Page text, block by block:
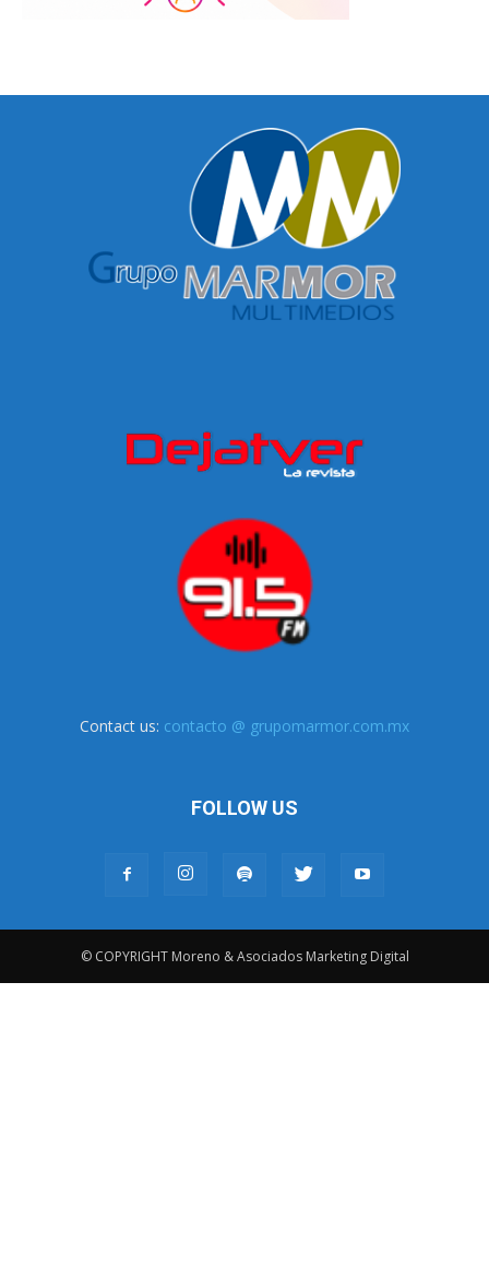
Contact us: contacto @ grupomarmor.com.mx
FOLLOW US
© COPYRIGHT Moreno & Asociados Marketing Digital